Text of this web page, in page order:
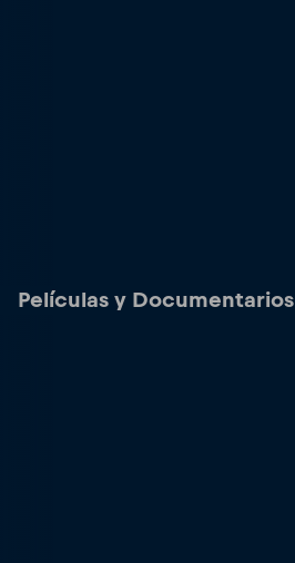
Películas y Documentarios